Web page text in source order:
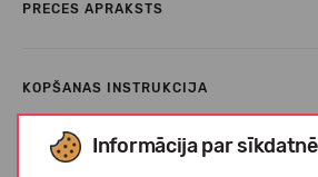
Informācija par
PRECES APRAKSTS
KOPŠANAS INSTRUKCIJA
IZMĒRU TABULA